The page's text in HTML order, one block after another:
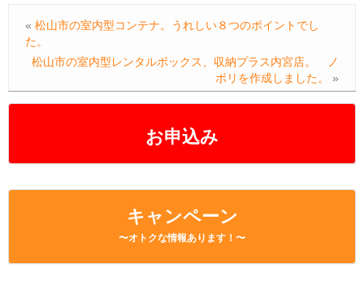
お申込み
キャンペーン
〜オトクな情報あります！〜
b
o
o
a
Li
n
k
« 松山市の室内型コンテナ。うれしい８つのポイントでし
た。
松山市の室内型レンタルボックス、収納プラス内宮店。 ノ
ボリを作成しました。
»